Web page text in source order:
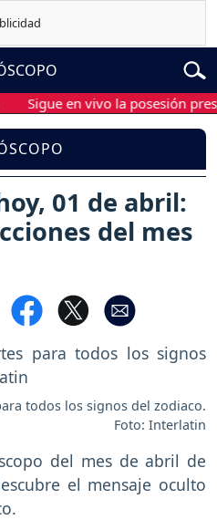
en vivo la posesión
01 de abril:
del mes
todos los signos del zodiaco.
Foto: Interlatin
del mes de abril de
el mensaje oculto